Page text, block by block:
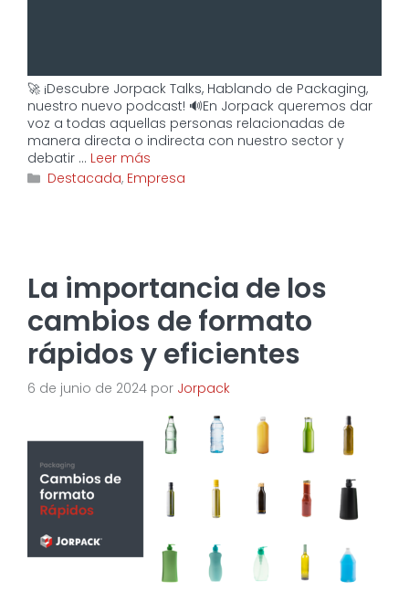
🚀 ¡Descubre Jorpack Talks, Hablando de Packaging,
nuestro nuevo podcast! 🔊En Jorpack queremos dar
voz a todas aquellas personas relacionadas de
manera directa o indirecta con nuestro sector y
debatir … Leer más
Categorías
Destacada, Empresa
La importancia de los
cambios de formato
rápidos y eficientes
6 de junio de 2024 por Jorpack